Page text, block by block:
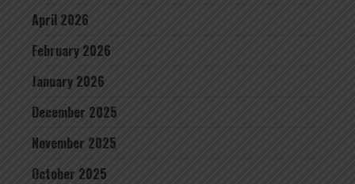
April 2026
February 2026
January 2026
December 2025
November 2025
October 2025